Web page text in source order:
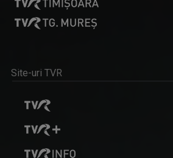
Interviu-portret cu personalități care au ...
Site-uri TVR